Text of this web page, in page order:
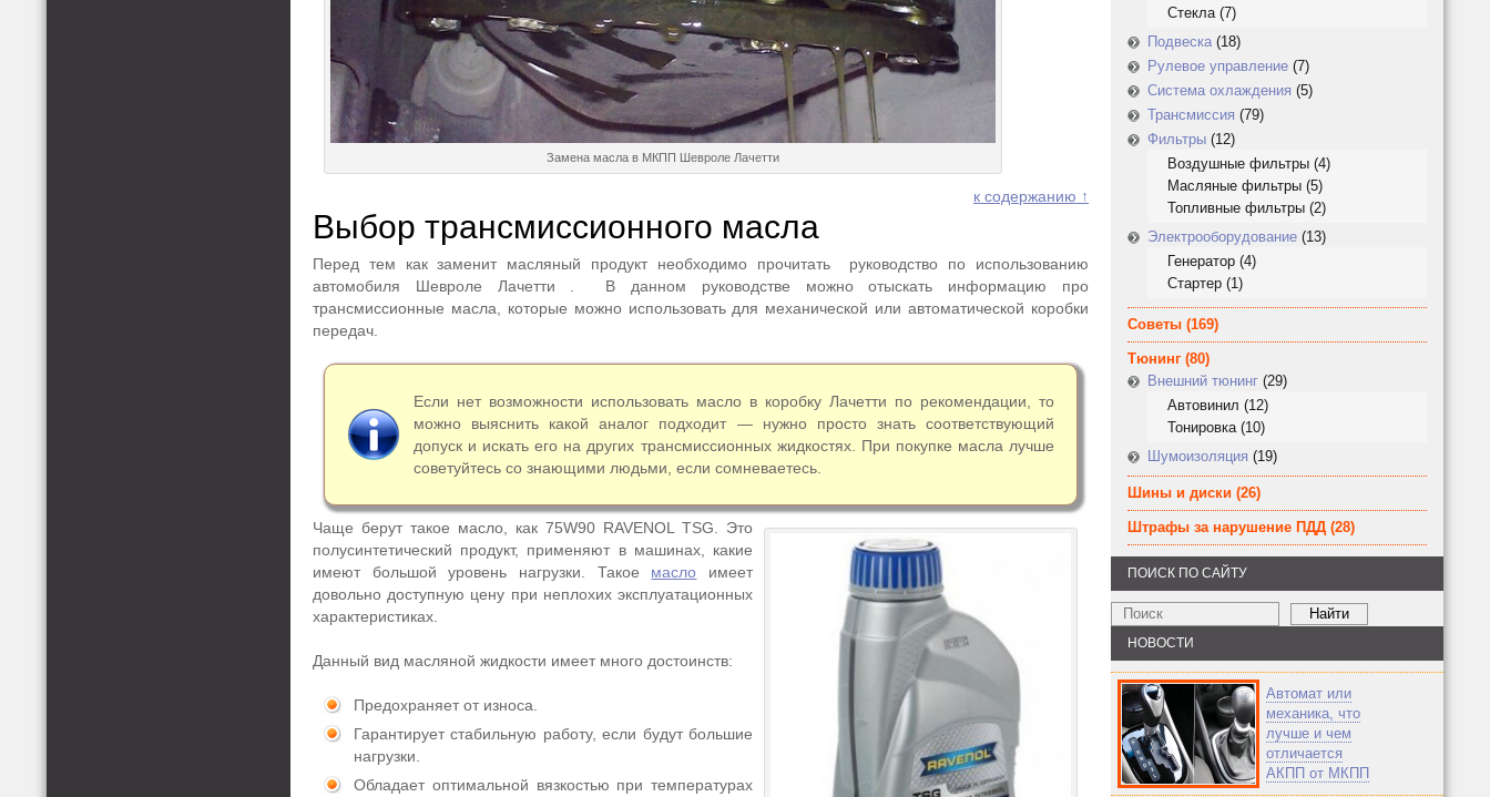
Замена масла в МКПП Шевроле Лачетти
к содержанию ↑
Выбор трансмиссионного масла
Перед тем как заменит масляный продукт необходимо прочитать руководство по использованию
автомобиля Шевроле Лачетти . В данном руководстве можно отыскать информацию про
трансмиссионные масла, которые можно использовать для механической или автоматической коробки
передач.
Если нет возможности использовать масло в коробку Лачетти по рекомендации, то
можно выяснить какой аналог подходит — нужно просто знать соответствующий
допуск и искать его на других трансмиссионных жидкостях. При покупке масла лучше
советуйтесь со знающими людьми, если сомневаетесь.
Чаще берут такое масло, как 75W90 RAVENOL TSG. Это
полусинтетический продукт, применяют в машинах, какие
имеют большой уровень нагрузки. Такое масло имеет
довольно доступную цену при неплохих эксплуатационных
характеристиках.
Данный вид масляной жидкости имеет много достоинств:
Предохраняет от износа.
Гарантирует стабильную работу, если будут большие
нагрузки.
Обладает оптимальной вязкостью при температурах
Стекла(7)
Подвеска (18)
Рулевое управление (7)
Система охлаждения (5)
Трансмиссия (79)
Фильтры (12)
Воздушные фильтры (4)
Масляные фильтры (5)
Топливные фильтры (2)
Электрооборудование (13)
Генератор (4)
Стартер (1)
Советы (169)
Тюнинг (80)
Внешний тюнинг (29)
Автовинил (12)
Тонировка(10)
Шумоизоляция (19)
Шины и диски (26)
Штрафы за нарушение ПДД (28)
ПОИСК ПО САЙТУ
НОВОСТИ
Автомат или
механика, что
лучше и чем
отличается
АКПП от МКПП